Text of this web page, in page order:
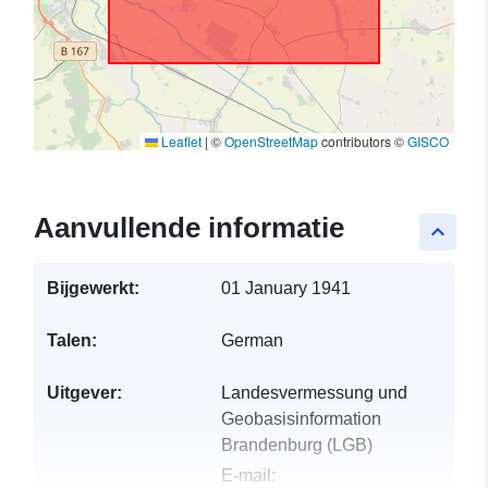
Leaflet | ©OpenStreetMapcontributors ©GISCO
keyboard_arrow_up
Aanvullende informatie
Bijgewerkt: 01 January 1941
Talen: German
Uitgever:
Landesvermessung und
Geobasisinformation
Brandenburg (LGB)
E-mail: